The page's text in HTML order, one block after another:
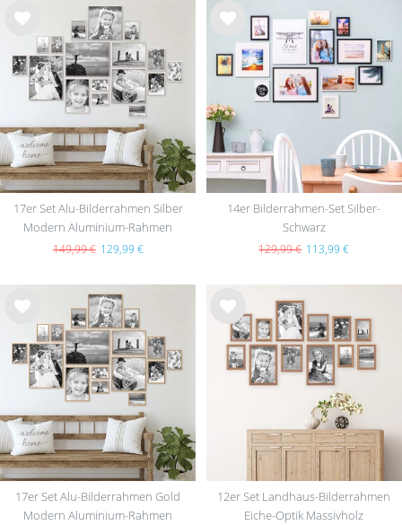
nsc
hlist
17er Set Alu-Bilderrahmen Silber
Modern Aluminium-Rahmen
149,99 € 129,99 €
nsc
hlist
14er Bilderrahmen-Set Silber-
Schwarz
129,99 € 113,99 €
nsc
hlist
17er Set Alu-Bilderrahmen Gold
Modern Aluminium-Rahmen
Wu
nsc
hlist
e
12er Set Landhaus-Bilderrahmen
Eiche-Optik Massivholz